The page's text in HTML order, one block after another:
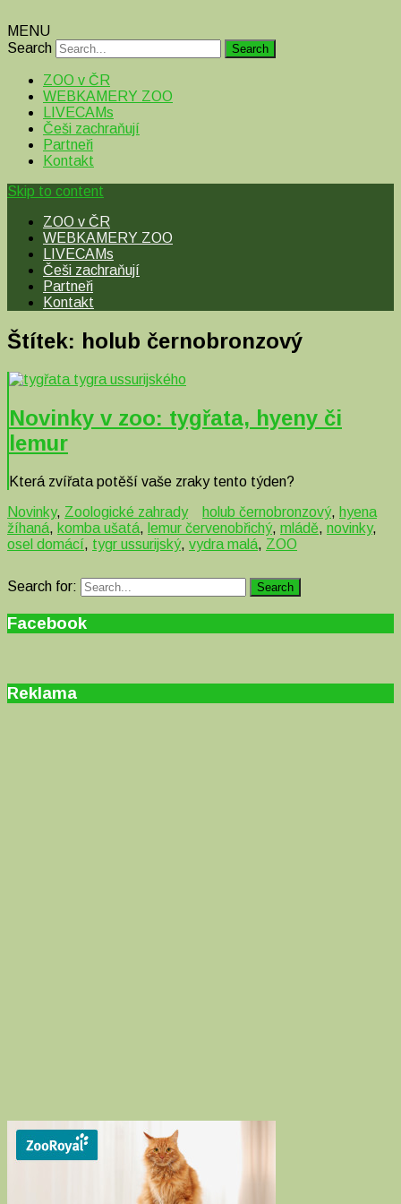
MENU
Search
ZOO v ČR
WEBKAMERY ZOO
LIVECAMs
Češi zachraňují
Partneři
Kontakt
Skip to content
ZOO v ČR
WEBKAMERY ZOO
LIVECAMs
Češi zachraňují
Partneři
Kontakt
Štítek: holub černobronzový
Novinky v zoo: tygřata, hyeny či
lemur
Která zvířata potěší vaše zraky tento týden?
Novinky, Zoologické zahrady holub černobronzový, hyena
žíhaná, komba ušatá, lemur červenobřichý, mládě, novinky,
osel domácí, tygr ussurijský, vydra malá, ZOO
Search for: Search
Facebook
Reklama